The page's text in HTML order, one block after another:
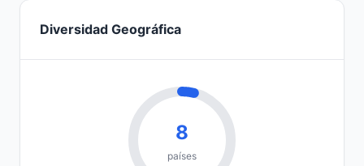
Diversidad Geográfica
8
países